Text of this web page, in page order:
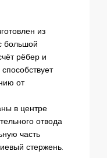
из
большой
рёбер и
от
в центре
отвода
часть
стержень.